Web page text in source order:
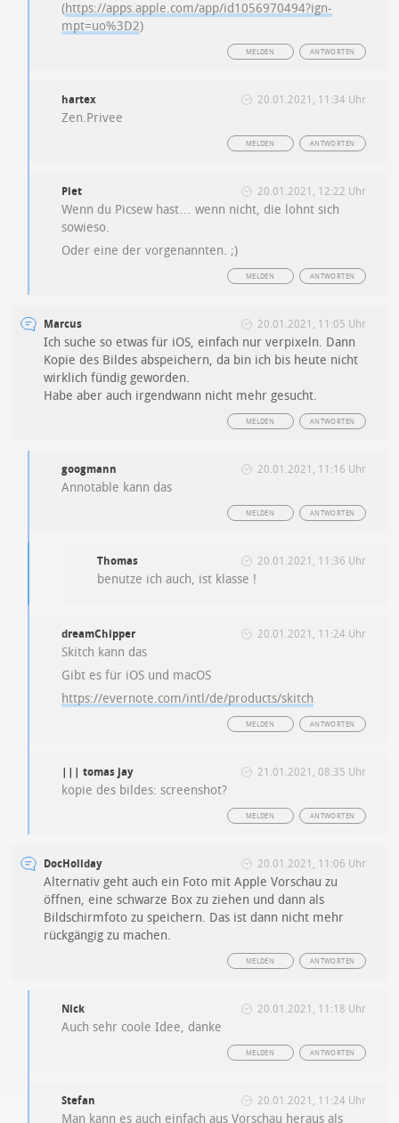
(https://apps.apple.com/app/id1056970494?ign-
mpt=uo%3D2)
ANTWORTEN
MELDEN
hartex 20.01.2021, 11:34 Uhr
Zen.Privee
ANTWORTEN
MELDEN
Piet 20.01.2021, 12:22 Uhr
Wenn du Picsew hast… wenn nicht, die lohnt sich
sowieso.
Oder eine der vorgenannten. ;)
ANTWORTEN
MELDEN
Marcus 20.01.2021, 11:05 Uhr
Ich suche so etwas für iOS, einfach nur verpixeln. Dann
Kopie des Bildes abspeichern, da bin ich bis heute nicht
wirklich fündig geworden.
Habe aber auch irgendwann nicht mehr gesucht.
ANTWORTEN
MELDEN
googmann 20.01.2021, 11:16 Uhr
Annotable kann das
ANTWORTEN
MELDEN
Thomas 20.01.2021, 11:36 Uhr
benutze ich auch, ist klasse !
dreamChipper 20.01.2021, 11:24 Uhr
Skitch kann das
Gibt es für iOS und macOS
https://evernote.com/intl/de/products/skitch
ANTWORTEN
MELDEN
||| tomas jay 21.01.2021, 08:35 Uhr
kopie des bildes: screenshot?
ANTWORTEN
MELDEN
DocHoliday 20.01.2021, 11:06 Uhr
Alternativ geht auch ein Foto mit Apple Vorschau zu
öffnen, eine schwarze Box zu ziehen und dann als
Bildschirmfoto zu speichern. Das ist dann nicht mehr
rückgängig zu machen.
ANTWORTEN
MELDEN
Nick 20.01.2021, 11:18 Uhr
Auch sehr coole Idee, danke
ANTWORTEN
MELDEN
Stefan 20.01.2021, 11:24 Uhr
Man kann es auch einfach aus Vorschau heraus als